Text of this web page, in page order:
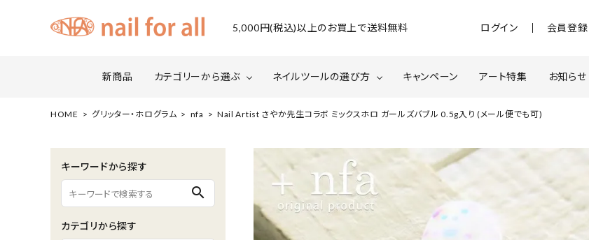
5,000円(税込)以上のお買上で送料無料 ログイン 会員登録
新商品 カテゴリーから選ぶ
マグネット・ミラーパウダー グリッター・ホログラム
ネイルシール・ フォイル・箔 セット・スターター ネイルマシーン
水性ネイル （シェルズコート） ケア用品・衛生対策 在庫限り・わけあり商品
ネイルツールの選び方 キャンペーン アート特集 お知らせ
HOME グリッター・ホログラム nfa Nail Artist さやか先生コラボ ミックスホロ ガールズバブル 0.5g入り (メール便でも可)
キーワードから探す
search
カテゴリから探す